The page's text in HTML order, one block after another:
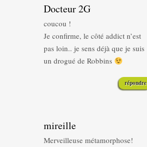
Docteur 2G
coucou !
Je confirme, le côté addict n’est
pas loin.. je sens déjà que je suis
un drogué de Robbins
répondre
mireille
Merveilleuse métamorphose!